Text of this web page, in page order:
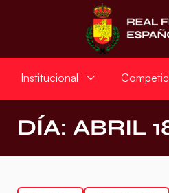
Institucional
DÍA: ABRIL